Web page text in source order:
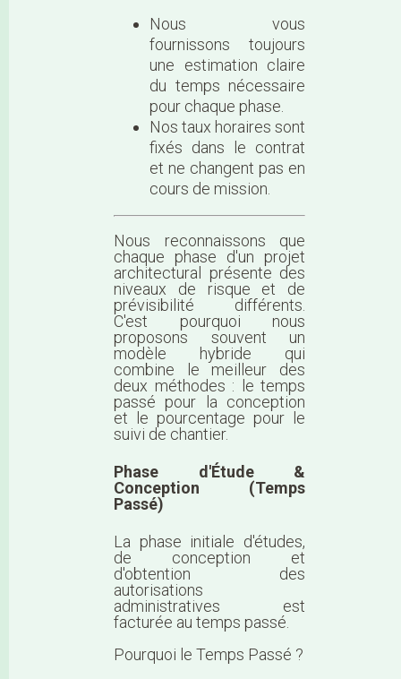
Nous vous
fournissons toujours
une estimation claire
du temps nécessaire
pour chaque phase.
Nos taux horaires sont
fixés dans le contrat
et ne changent pas en
cours de mission.
Nous reconnaissons que
chaque phase d'un projet
architectural présente des
niveaux de risque et de
prévisibilité différents.
C'est pourquoi nous
proposons souvent un
modèle hybride qui
combine le meilleur des
deux méthodes : le temps
passé pour la conception
et le pourcentage pour le
suivi de chantier.
Phase d'Étude &
Conception (Temps
Passé)
La phase initiale d'études,
de conception et
d'obtention des
autorisations
administratives est
facturée au temps passé.
Pourquoi le Temps Passé ?